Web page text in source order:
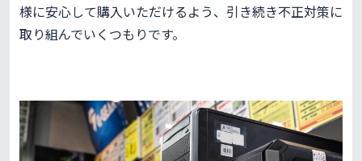
様に安心して購入いただけるよう、引き続き不正対策に
取り組んでいくつもりです。